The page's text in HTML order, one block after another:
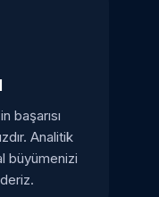
başarısı
Analitik
büyümenizi